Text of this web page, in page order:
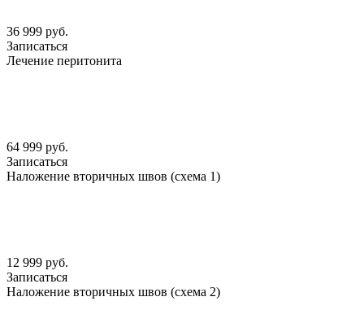
36 999 руб.
Записаться
Лечение перитонита
64 999 руб.
Записаться
Наложение вторичных швов (схема 1)
12 999 руб.
Записаться
Наложение вторичных швов (схема 2)